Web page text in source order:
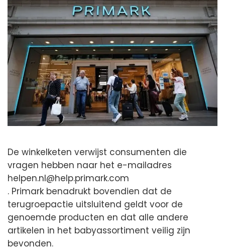
De winkelketen verwijst consumenten die
vragen hebben naar het e-mailadres
helpen.nl@help.primark.com
. Primark benadrukt bovendien dat de
terugroepactie uitsluitend geldt voor de
genoemde producten en dat alle andere
artikelen in het babyassortiment veilig zijn
bevonden.